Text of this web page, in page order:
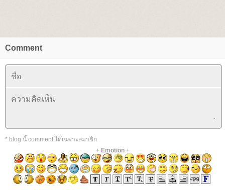
Comment
* blog นี้ comment ได้เฉพาะสมาชิก
+ Emotion+